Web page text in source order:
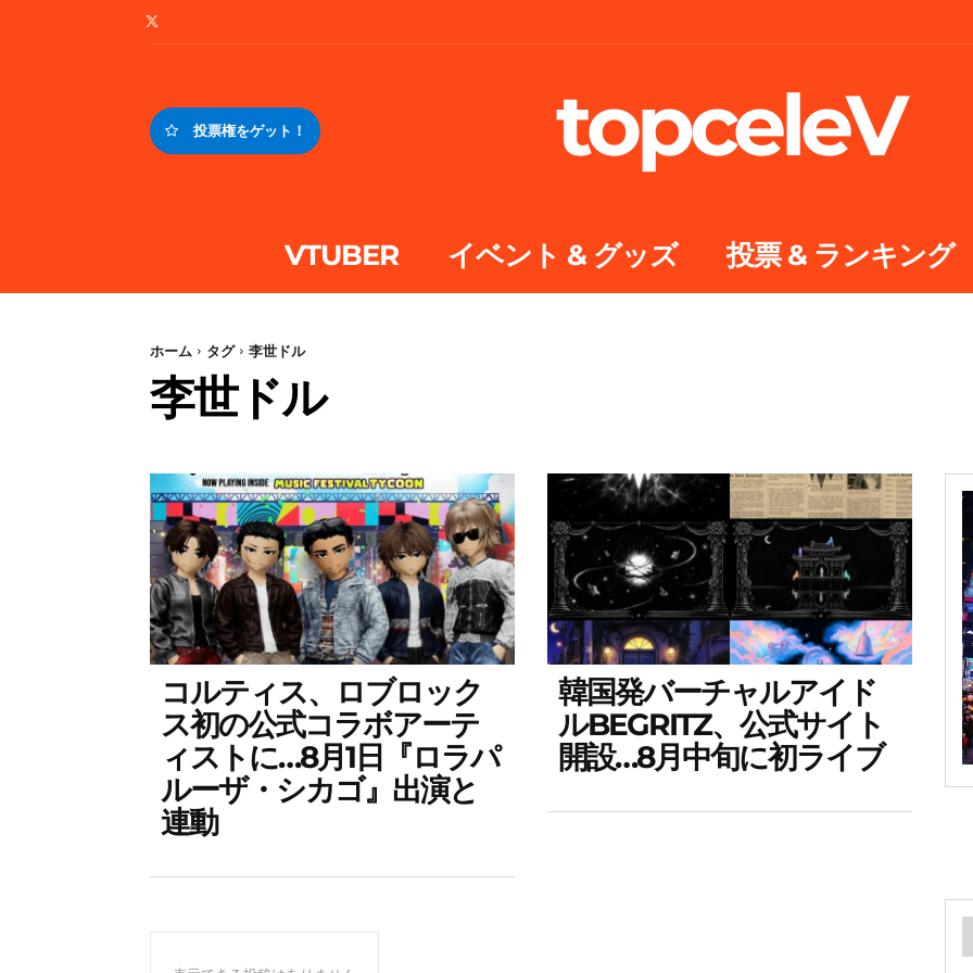
投票権をゲット！ topceleV
VTUBER イベント & グッズ 投票 & ランキング
ホーム タグ 李世ドル
李世ドル
コルティス、ロブロック
ス初の公式コラボアーテ
ィストに…8月1日『ロラパ
ルーザ・シカゴ』出演と
連動
韓国発バーチャルアイド
ルBEGRITZ、公式サイト
開設…8月中旬に初ライブ